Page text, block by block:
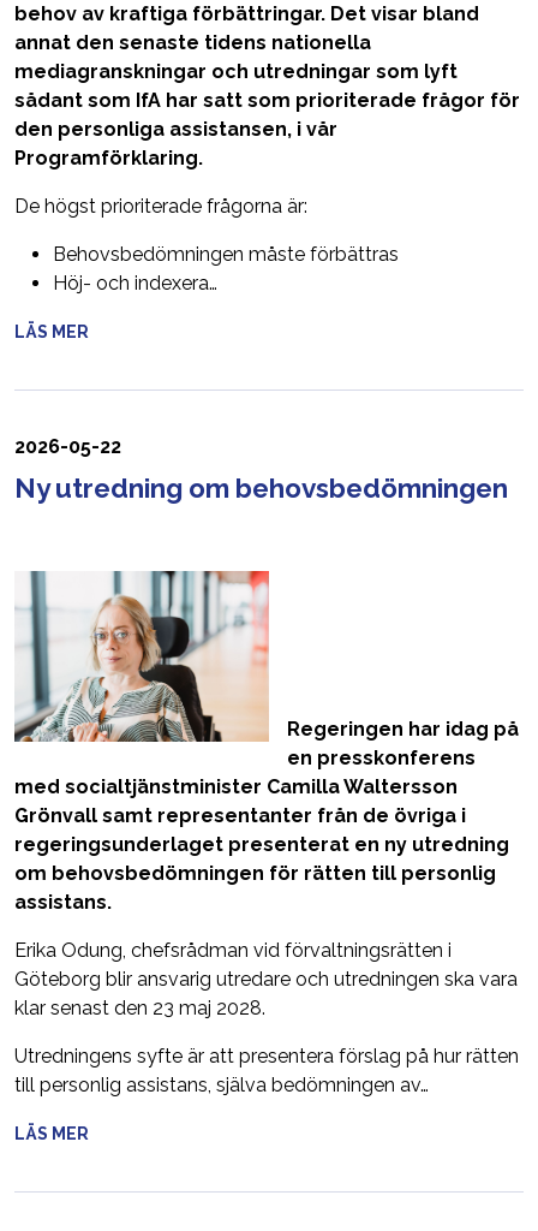
behov av kraftiga förbättringar. Det visar bland
annat den senaste tidens nationella
mediagranskningar och utredningar som lyft
sådant som IfA har satt som prioriterade frågor för
den personliga assistansen, i vår
Programförklaring.
De högst prioriterade frågorna är:
Behovsbedömningen måste förbättras
Höj- och indexera…
LÄS MER
2026-05-22
Ny utredning om behovsbedömningen
Regeringen har idag på
en presskonferens
med socialtjänstminister Camilla Waltersson
Grönvall samt representanter från de övriga i
regeringsunderlaget presenterat en ny utredning
om behovsbedömningen för rätten till personlig
assistans.
Erika Odung, chefsrådman vid förvaltningsrätten i
Göteborg blir ansvarig utredare och utredningen ska vara
klar senast den 23 maj 2028.
Utredningens syfte är att presentera förslag på hur rätten
till personlig assistans, själva bedömningen av…
LÄS MER